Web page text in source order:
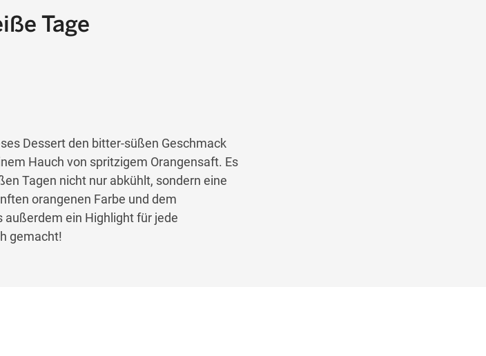
Tage
Dessert den bitter-süßen Geschmack
Hauch von spritzigem Orangensaft. Es
Tagen nicht nur abkühlt, sondern eine
orangenen Farbe und dem
ein Highlight für jede
gemacht!